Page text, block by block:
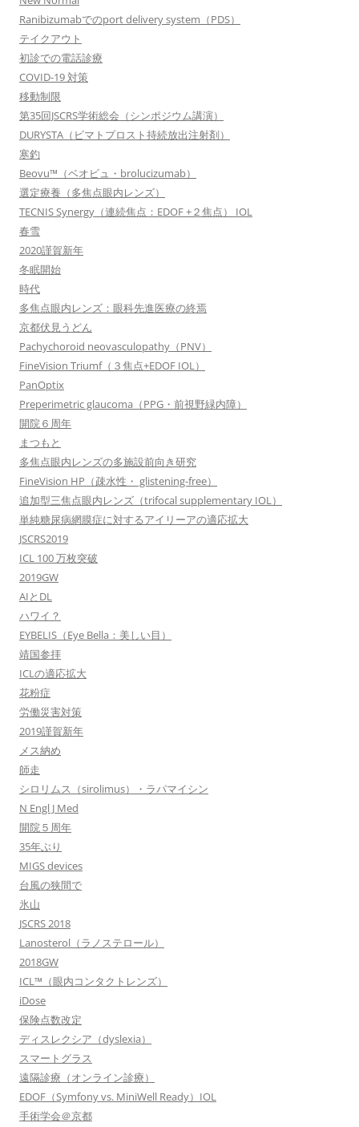
Ranibizumabでのport delivery system（PDS）
テイクアウト
初診での電話診療
COVID-19 対策
移動制限
第35回JSCRS学術総会（シンポジウム講演）
DURYSTA（ビマトプロスト持続放出注射剤）
寒釣
Beovu™（ベオビュ・brolucizumab）
選定療養（多焦点眼内レンズ）
TECNIS Synergy（連続焦点：EDOF +２焦点） IOL
春雪
2020謹賀新年
冬眠開始
時代
多焦点眼内レンズ：眼科先進医療の終焉
京都伏見うどん
Pachychoroid neovasculopathy（PNV）
FineVision Triumf（３焦点+EDOF IOL）
PanOptix
Preperimetric glaucoma（PPG・前視野緑内障）
開院６周年
まつもと
多焦点眼内レンズの多施設前向き研究
FineVision HP（疎水性・ glistening-free）
追加型三焦点眼内レンズ（trifocal supplementary IOL）
単純糖尿病網膜症に対するアイリーアの適応拡大
JSCRS2019
ICL 100 万枚突破
2019GW
AIとDL
ハワイ？
EYBELIS（Eye Bella：美しい目）
靖国参拝
ICLの適応拡大
花粉症
労働災害対策
2019謹賀新年
メス納め
師走
シロリムス（sirolimus）・ラパマイシン
N Engl J Med
開院５周年
35年ぶり
MIGS devices
台風の狭間で
氷山
JSCRS 2018
Lanosterol（ラノステロール）
2018GW
ICL™（眼内コンタクトレンズ）
iDose
保険点数改定
ディスレクシア（dyslexia）
スマートグラス
遠隔診療（オンライン診療）
EDOF（Symfony vs. MiniWell Ready）IOL
手術学会＠京都